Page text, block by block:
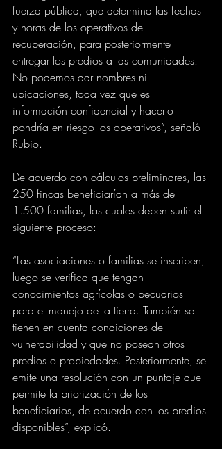
fuerza pública, que determina las fechas
y horas de los operativos de
recuperación, para posteriormente
entregar los predios a las comunidades.
No podemos dar nombres ni
ubicaciones, toda vez que es
información confidencial y hacerlo
pondría en riesgo los operativos”, señaló
Rubio.
De acuerdo con cálculos preliminares, las
250 fincas beneficiarían a más de
1.500 familias, las cuales deben surtir el
siguiente proceso:
“Las asociaciones o familias se inscriben;
luego se verifica que tengan
conocimientos agrícolas o pecuarios
para el manejo de la tierra. También se
tienen en cuenta condiciones de
vulnerabilidad y que no posean otros
predios o propiedades. Posteriormente, se
emite una resolución con un puntaje que
permite la priorización de los
beneficiarios, de acuerdo con los predios
disponibles”, explicó.